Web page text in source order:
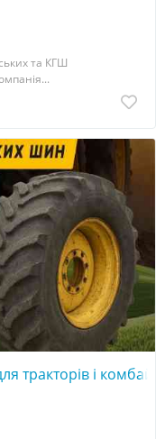
та КГШ
тракторів і